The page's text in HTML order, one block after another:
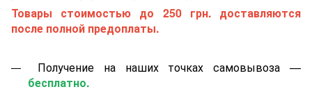
Товары стоимостью до 250 грн. доставляются
после полной предоплаты.
Получение на наших точках самовывоза —
бесплатно.